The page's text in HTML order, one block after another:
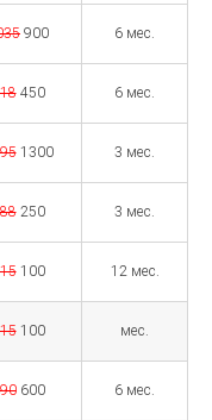
900 6 мес.
450 6 мес.
1300 3 мес.
250 3 мес.
100 12 мес.
100 мес.
600 6 мес.